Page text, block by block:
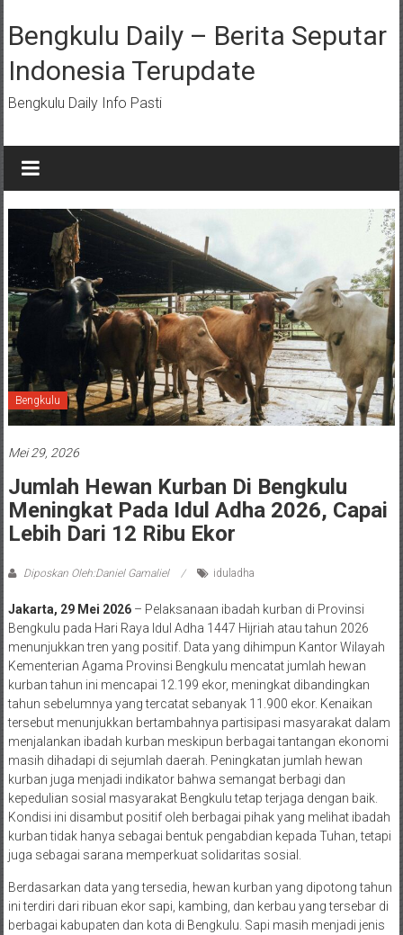
ke
konten
Bengkulu Daily – Berita Seputar
Indonesia Terupdate
Bengkulu Daily Info Pasti
Bengkulu
Mei 29, 2026
Jumlah Hewan Kurban Di Bengkulu
Meningkat Pada Idul Adha 2026, Capai
Lebih Dari 12 Ribu Ekor
Diposkan Oleh:Daniel Gamaliel iduladha
Jakarta, 29 Mei 2026– Pelaksanaan ibadah kurban di Provinsi
Bengkulu pada Hari Raya Idul Adha 1447 Hijriah atau tahun 2026
menunjukkan tren yang positif. Data yang dihimpun Kantor Wilayah
Kementerian Agama Provinsi Bengkulu mencatat jumlah hewan
kurban tahun ini mencapai 12.199 ekor, meningkat dibandingkan
tahun sebelumnya yang tercatat sebanyak 11.900 ekor. Kenaikan
tersebut menunjukkan bertambahnya partisipasi masyarakat dalam
menjalankan ibadah kurban meskipun berbagai tantangan ekonomi
masih dihadapi di sejumlah daerah. Peningkatan jumlah hewan
kurban juga menjadi indikator bahwa semangat berbagi dan
kepedulian sosial masyarakat Bengkulu tetap terjaga dengan baik.
Kondisi ini disambut positif oleh berbagai pihak yang melihat ibadah
kurban tidak hanya sebagai bentuk pengabdian kepada Tuhan, tetapi
juga sebagai sarana memperkuat solidaritas sosial.
Berdasarkan data yang tersedia, hewan kurban yang dipotong tahun
ini terdiri dari ribuan ekor sapi, kambing, dan kerbau yang tersebar di
berbagai kabupaten dan kota di Bengkulu. Sapi masih menjadi jenis